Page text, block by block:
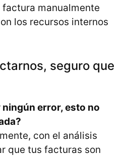
manualmente
los recursos internos
seguro que
ningún error, esto no
con el análisis
que tus facturas son